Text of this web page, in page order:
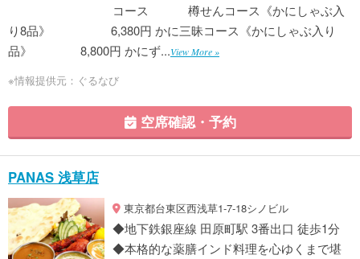
コース 樽せんコース《かにしゃぶ入
り8品》 6,380円 かに三昧コース《かにしゃぶ入り
品》 8,800円 かにず...View More »
※情報提供元：ぐるなび
空席確認・予約
PANAS 浅草店
東京都台東区西浅草1-7-18シノビル
◆地下鉄銀座線 田原町駅 3番出口 徒歩1分
◆本格的な薬膳インド料理を心ゆくまで堪